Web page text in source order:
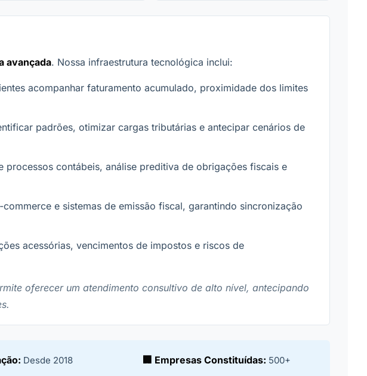
avançada. Nossa infraestrutura tecnológica inclui:
acompanhar faturamento acumulado, proximidade dos limites
padrões, otimizar cargas tributárias e antecipar cenários de
processos contábeis, análise preditiva de obrigações fiscais e
e sistemas de emissão fiscal, garantindo sincronização
acessórias, vencimentos de impostos e riscos de
oferecer um atendimento consultivo de alto nível, antecipando
Desde 2018 🏢 Empresas Constituídas: 500+